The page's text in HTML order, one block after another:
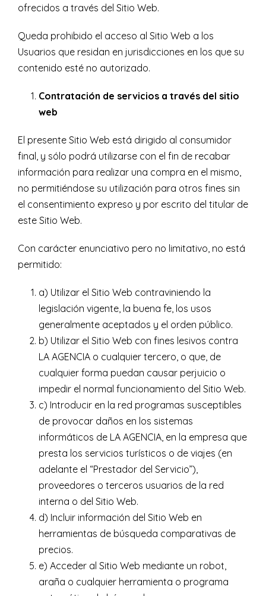
ofrecidos a través del Sitio Web.
Queda prohibido el acceso al Sitio Web a los
Usuarios que residan en jurisdicciones en los que su
contenido esté no autorizado.
Contratación de servicios a través del sitio
web
El presente Sitio Web está dirigido al consumidor
final, y sólo podrá utilizarse con el fin de recabar
información para realizar una compra en el mismo,
no permitiéndose su utilización para otros fines sin
el consentimiento expreso y por escrito del titular de
este Sitio Web.
Con carácter enunciativo pero no limitativo, no está
permitido:
a) Utilizar el Sitio Web contraviniendo la
legislación vigente, la buena fe, los usos
generalmente aceptados y el orden público.
b) Utilizar el Sitio Web con fines lesivos contra
LA AGENCIA o cualquier tercero, o que, de
cualquier forma puedan causar perjuicio o
impedir el normal funcionamiento del Sitio Web.
c) Introducir en la red programas susceptibles
de provocar daños en los sistemas
informáticos de LA AGENCIA, en la empresa que
presta los servicios turísticos o de viajes (en
adelante el “Prestador del Servicio”),
proveedores o terceros usuarios de la red
interna o del Sitio Web.
d) Incluir información del Sitio Web en
herramientas de búsqueda comparativas de
precios.
e) Acceder al Sitio Web mediante un robot,
araña o cualquier herramienta o programa